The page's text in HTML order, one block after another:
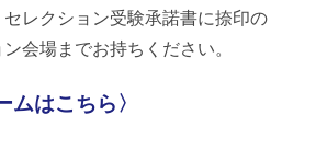
レクション受験承諾書に捺印の
会場までお持ちください。
ムはこちら〉